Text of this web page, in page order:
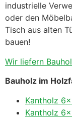
industrielle
oder den
Tisch aus alten
bauen!
Wir liefern
Bauholz im
Kantholz
Kantholz